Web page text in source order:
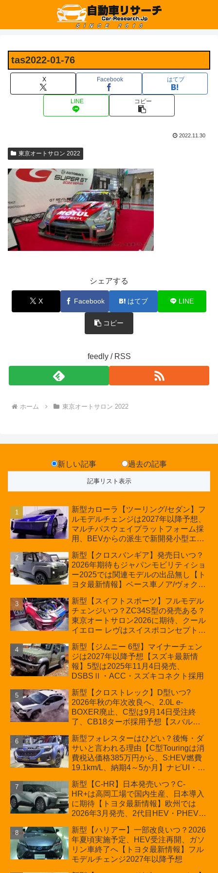
tas2022-01-76
X Facebook はてブ
LINE コピー
2022.11.30
東京オートサロン 2022
シェアする
X Facebook はてブ LINE
コピー
feedly / RSS
ホーム 東京オートサロン 2022
新しい記事 過去の記事
新型カローラ【ツーリング/セダン】フ
ルモデルチェンジは2027年以降予想、
マルチパスウェイプラットフォーム採
用、BEVからの派生で新開発小型エン
の採用は無しか【トヨタ最新情報】60
周年記念車発売
新型【クロスバンギア】発売日いつ？
2026年期待もジャパンモビリティショ
ー2025では関連モデルの出品無し【ト
ヨタ最新情報】ベース車ノア/ヴォクシ
ほか「コア」と「ツール」、デリカ
D:5対抗のクロスオーバーSUVミニバ
ン
新型【スイフトスポーツ】フルモデル
チェンジいつ？ZC34S型の発売ある？
東京オートサロン2026に期待、クール
イエロー レヴはスイスポコンセプト
プが争点【スズキ最新情報】特別仕様
車「ZC33S Final Edition」終了
新型【ジムニー 6型】マイナーチェン
ジは2027年以降予想【スズキ最新情
報】5型は2025年11月4日発売、
DSBSⅡ・ACC・スズキコネクト採用
新型【クロストレック】D型いつ?
2026年秋の年次改良へ、2.0L e-
BOXER廃止、C型は9月14日受注終
了、CB18ターボ採用予想【スバル最
新型フォレスターはひどい？後悔・ダ
サいと言われる理由【C型Touringは消
費税込価格385万円から、S:HEV燃費
19.1km/L、納期4～5か月】ナビUI・冬
カーオブザイヤーとJNCAP大賞受賞後
も残る注意点
新型【C-HR】日本発売いつ？C-
HR+は高岡工場で国内生産、日本導入
に期待【トヨタ最新情報】欧州では
2026年3月発売、2代目HEV・PHEVは
新型【ハリアー】一部改良いつ？2026
年夏頃実施予定、HEV受注再開、ガソ
リン車終了へ【トヨタ最新情報】フル
モデルチェンジ2027年以降予想